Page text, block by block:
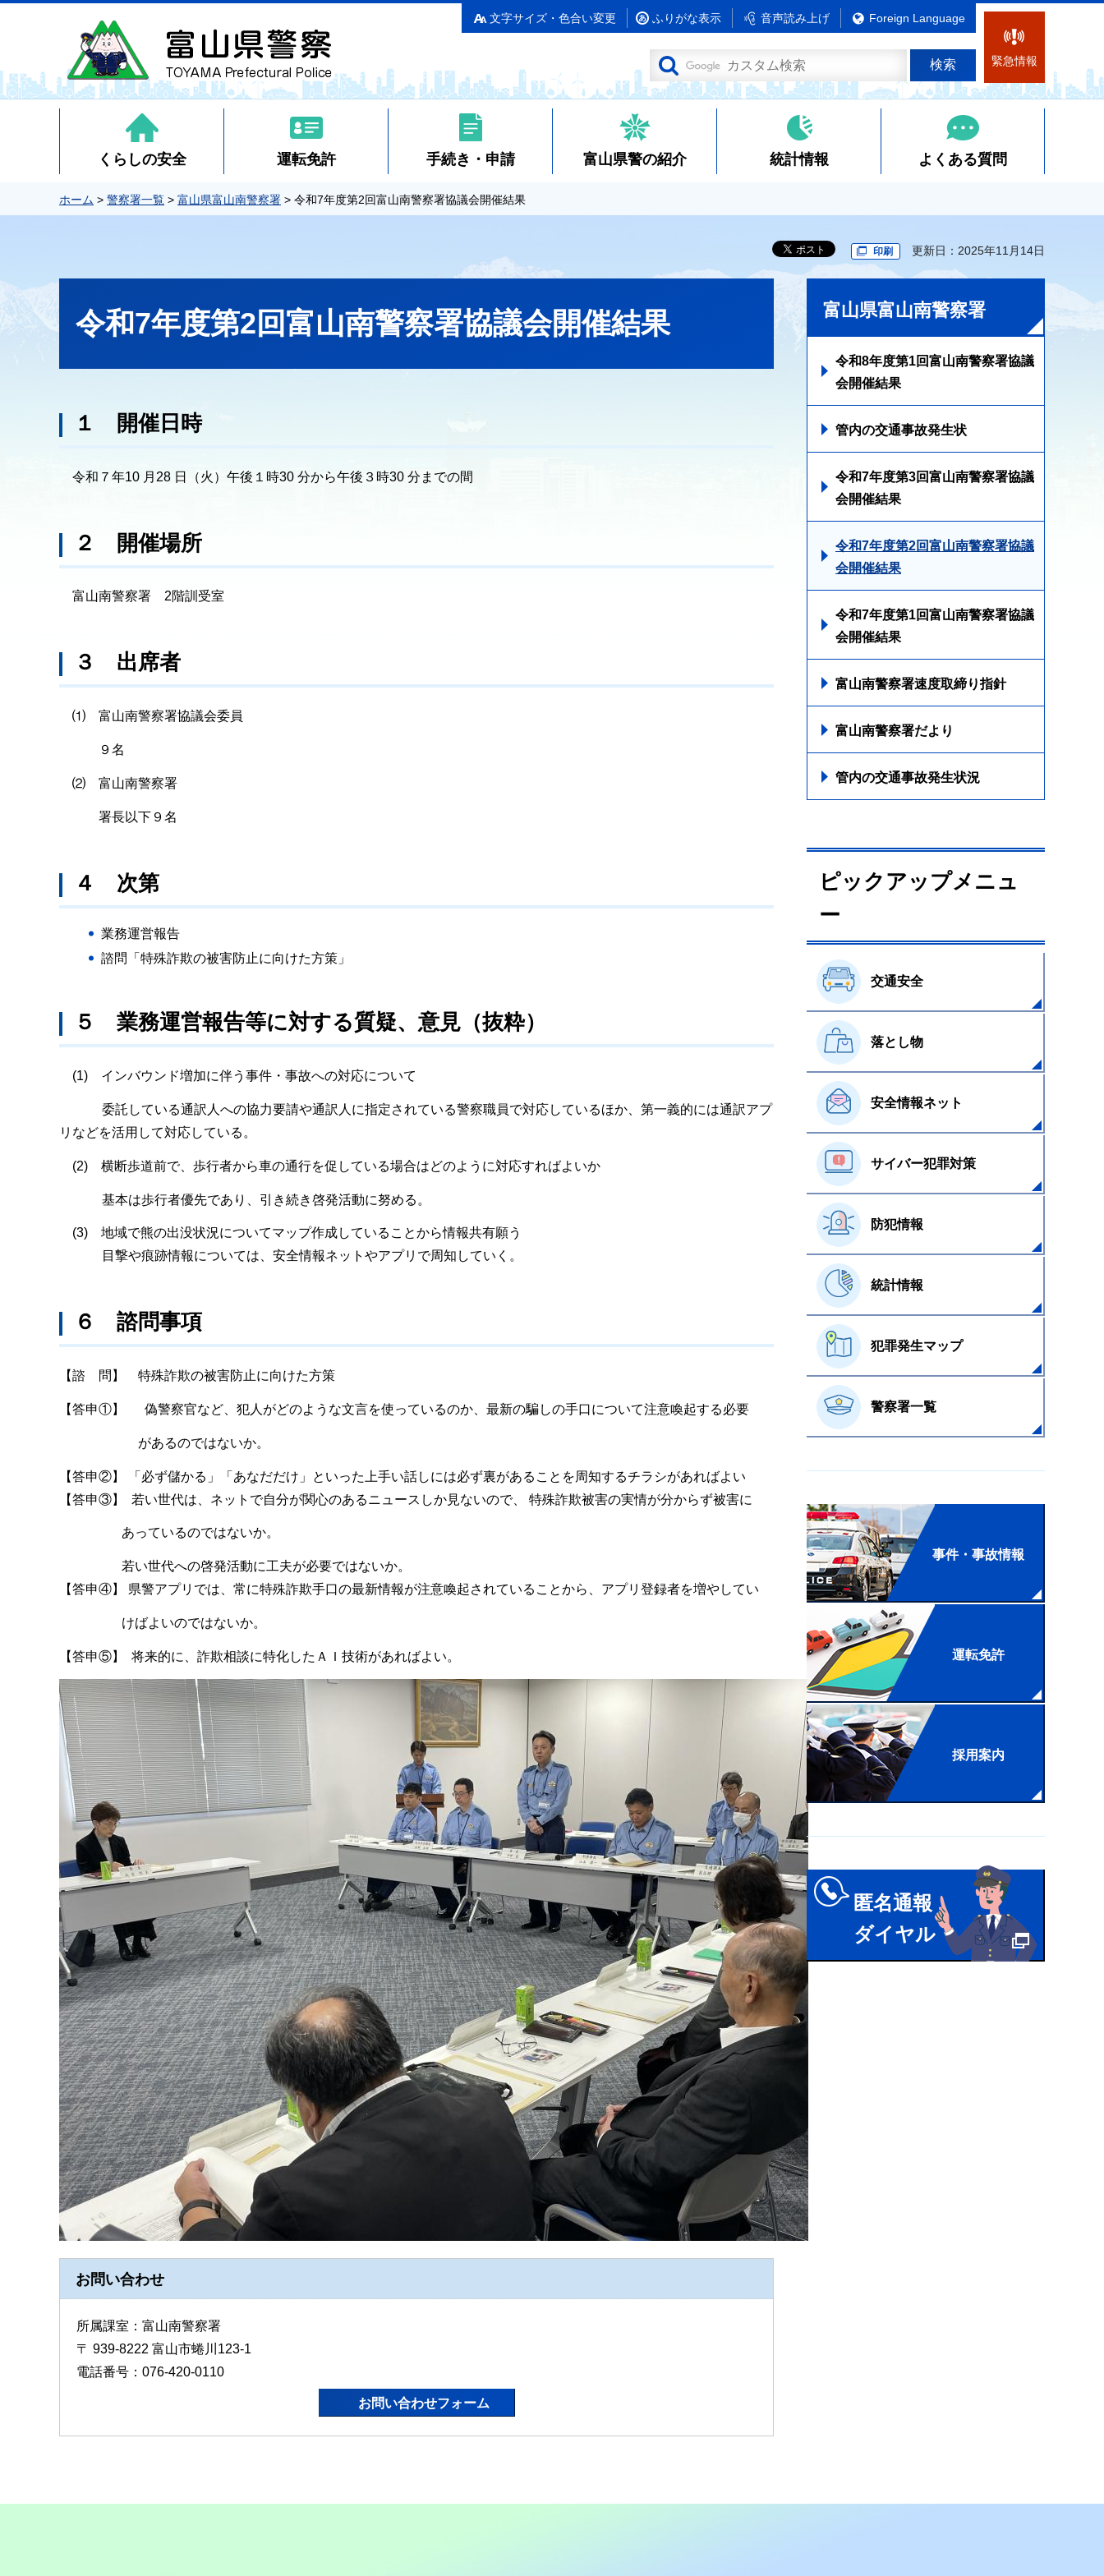
緊急情報
文字サイズ・色合い変更 ふりがな表示 音声読み上げ Foreign Language
くらしの安全 運転免許 手続き・申請 富山県警の紹介 統計情報 よくある質問
ホーム > 警察署一覧 > 富山県富山南警察署 > 令和7年度第2回富山南警察署協議会開催結果
印刷 更新日：2025年11月14日
令和7年度第2回富山南警察署協議会開催結果
１ 開催日時
令和７年10 月28 日（火）午後１時30 分から午後３時30 分までの間
２ 開催場所
富山南警察署 2階訓受室
３ 出席者
⑴ 富山南警察署協議会委員
９名
⑵ 富山南警察署
署長以下９名
４ 次第
業務運営報告
諮問「特殊詐欺の被害防止に向けた方策」
５ 業務運営報告等に対する質疑、意見（抜粋）
(1) インバウンド増加に伴う事件・事故への対応について
委託している通訳人への協力要請や通訳人に指定されている警察職員で対応しているほか、第一義的には通訳アプ
リなどを活用して対応している。
(2) 横断歩道前で、歩行者から車の通行を促している場合はどのように対応すればよいか
基本は歩行者優先であり、引き続き啓発活動に努める。
(3) 地域で熊の出没状況についてマップ作成していることから情報共有願う
目撃や痕跡情報については、安全情報ネットやアプリで周知していく。
６ 諮問事項
【諮 問】 特殊詐欺の被害防止に向けた方策
【答申①】 偽警察官など、犯人がどのような文言を使っているのか、最新の騙しの手口について注意喚起する必要
があるのではないか。
【答申②】 「必ず儲かる」「あなだだけ」といった上手い話しには必ず裏があることを周知するチラシがあればよい
【答申③】 若い世代は、ネットで自分が関心のあるニュースしか見ないので、 特殊詐欺被害の実情が分からず被害に
あっているのではないか。
若い世代への啓発活動に工夫が必要ではないか。
【答申④】 県警アプリでは、常に特殊詐欺手口の最新情報が注意喚起されていることから、アプリ登録者を増やしてい
けばよいのではないか。
【答申⑤】 将来的に、詐欺相談に特化したＡＩ技術があればよい。
お問い合わせ
所属課室：富山南警察署
〒 939-8222 富山市蜷川123-1
電話番号：076-420-0110
富山県富山南警察署
令和8年度第1回富山南警察署協議
会開催結果
管内の交通事故発生状
令和7年度第3回富山南警察署協議
会開催結果
令和7年度第2回富山南警察署協議
会開催結果
令和7年度第1回富山南警察署協議
会開催結果
富山南警察署速度取締り指針
富山南警察署だより
管内の交通事故発生状況
ピックアップメニュ
ー
交通安全
落とし物
安全情報ネット
サイバー犯罪対策
防犯情報
統計情報
犯罪発生マップ
警察署一覧
事件・事故情報
運転免許
採用案内
匿名通報
ダイヤル